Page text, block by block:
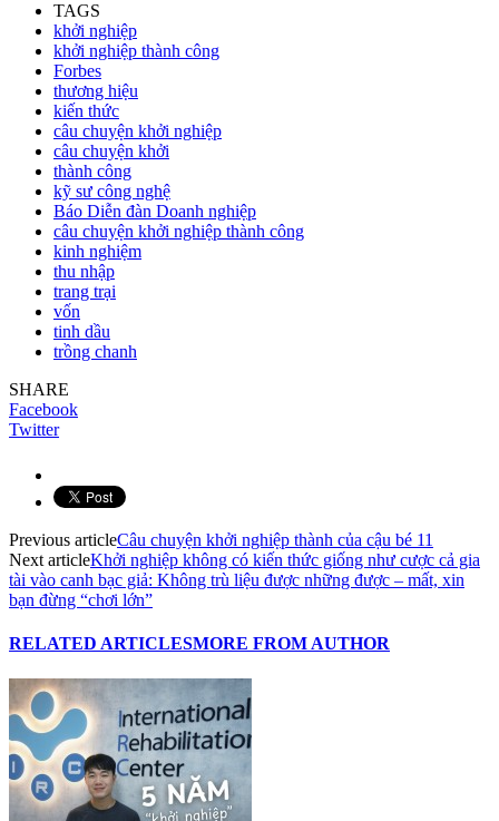
TAGS
khởi nghiệp
khởi nghiệp thành công
Forbes
thương hiệu
kiến thức
câu chuyện khởi nghiệp
câu chuyện khởi
thành công
kỹ sư công nghệ
Báo Diễn đàn Doanh nghiệp
câu chuyện khởi nghiệp thành công
kinh nghiệm
thu nhập
trang trại
vốn
tinh dầu
trồng chanh
SHARE
Facebook
Twitter
Previous articleCâu chuyện khởi nghiệp thành của cậu bé 11
Next articleKhởi nghiệp không có kiến thức giống như cược cả gia
tài vào canh bạc giả: Không trù liệu được những được – mất, xin
bạn đừng “chơi lớn”
RELATED ARTICLESMORE FROM AUTHOR